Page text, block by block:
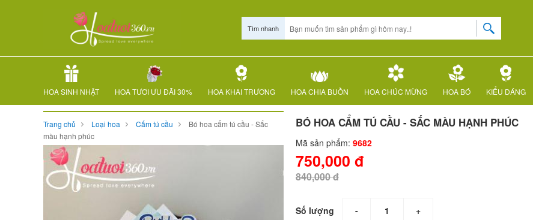
Tìm nhanh
HOA SINH NHẬT HOA TƯƠI ƯU ĐÃI 30% HOA KHAI TRƯƠNG HOA CHIA BUỒN HOA CHÚC MỪNG HOA BÓ KIỂU DÁNG
Trang chủ Loại hoa Cấm tú cầu
Bó hoa cẩm tú cầu - Sắc
màu hạnh phúc
BÓ HOA CẨM TÚ CẦU - SẮC MÀU HẠNH PHÚC
Mã sản phẩm: 9682
750,000 đ
840,000 đ
Số lượng - +